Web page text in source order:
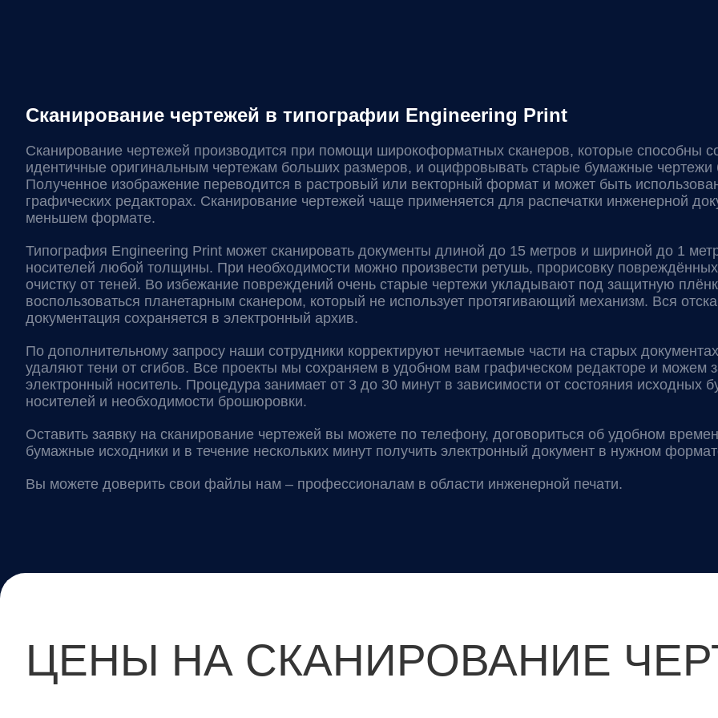
Сканирование чертежей в типографии Engineering Print
Сканирование чертежей производится при помощи широкоформатных сканеров, которые способны
идентичные оригинальным чертежам больших размеров, и оцифровывать старые бумажные чертежи
Полученное изображение переводится в растровый или векторный формат и может быть
графических редакторах. Сканирование чертежей чаще применяется для распечатки инженерной
меньшем формате.
Типография Engineering Print может сканировать документы длиной до 15 метров и шириной до 1
носителей любой толщины. При необходимости можно произвести ретушь, прорисовку
очистку от теней. Во избежание повреждений очень старые чертежи укладывают под защитную
воспользоваться планетарным сканером, который не использует протягивающий механизм. Вся
документация сохраняется в электронный архив.
По дополнительному запросу наши сотрудники корректируют нечитаемые части на старых
удаляют тени от сгибов. Все проекты мы сохраняем в удобном вам графическом редакторе и можем
электронный носитель. Процедура занимает от 3 до 30 минут в зависимости от состояния исходных
носителей и необходимости брошюровки.
Оставить заявку на сканирование чертежей вы можете по телефону, договориться об удобном
бумажные исходники и в течение нескольких минут получить электронный документ в нужном
Вы можете доверить свои файлы нам – профессионалам в области инженерной печати.
ЦЕНЫ НА СКАНИРОВАНИЕ